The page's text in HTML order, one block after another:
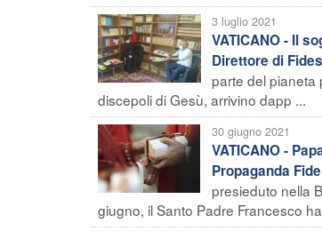
3 luglio 2021
VATICANO - Il
Direttore di Fides
parte del pianeta
discepoli di Gesù, arrivino dapp ...
30 giugno 2021
VATICANO -
Propaganda Fide
presieduto nella
giugno, il Santo Padre Francesco